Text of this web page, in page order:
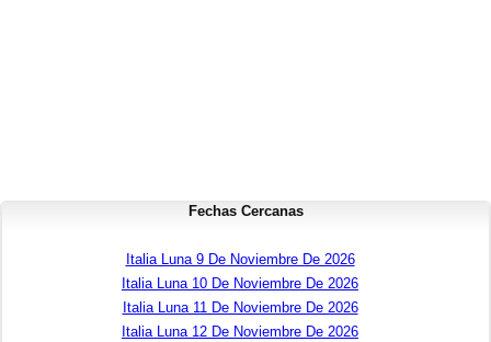
Fechas Cercanas
Italia Luna 9 De Noviembre De 2026
Italia Luna 10 De Noviembre De 2026
Italia Luna 11 De Noviembre De 2026
Italia Luna 12 De Noviembre De 2026